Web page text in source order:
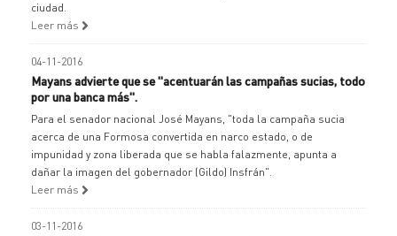
ciudad.
Leer más
04-11-2016
Mayans advierte que se "acentuarán las campañas sucias, todo
por una banca más".
Para el senador nacional José Mayans, "toda la campaña sucia
acerca de una Formosa convertida en narco estado, o de
impunidad y zona liberada que se habla falazmente, apunta a
dañar la imagen del gobernador (Gildo) Insfrán".
Leer más
03-11-2016